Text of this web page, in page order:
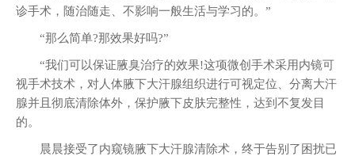
诊手术，随治随走、不影响一般生活与学习的。”
“那么简单?那效果好吗?”
“我们可以保证腋臭治疗的效果!这项微创手术采用内镜可
视手术技术，对人体腋下大汗腺组织进行可视定位、分离大汗
腺并且彻底清除体外，保护腋下皮肤完整性，达到不复发目
的。
晨晨接受了内窥镜腋下大汗腺清除术，终于告别了困扰已